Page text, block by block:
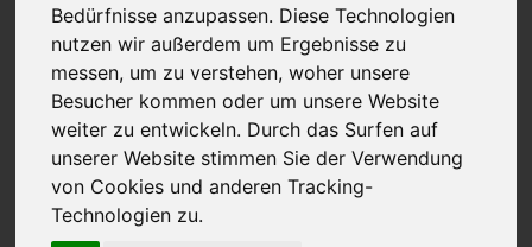
Bedürfnisse anzupassen. Diese Technologien
nutzen wir außerdem um Ergebnisse zu
messen, um zu verstehen, woher unsere
Besucher kommen oder um unsere Website
weiter zu entwickeln. Durch das Surfen auf
unserer Website stimmen Sie der Verwendung
von Cookies und anderen Tracking-
Technologien zu.